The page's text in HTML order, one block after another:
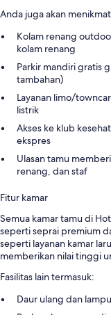
Anda juga akan
Kolam renang
kolam renang
Parkir mandiri gratis
tambahan)
Layanan limo/
listrik
Akses ke klub
ekspres
Ulasan tamu
renang, dan staf
Fitur kamar
Semua kamar tamu di
seperti seprai premium
seperti layanan kamar
memberikan nilai tinggi
Fasilitas lain termasuk:
Daur ulang dan